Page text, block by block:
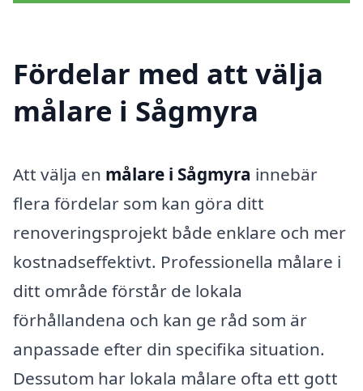
Fördelar med att välja
målare i Sågmyra
Att välja en målare i Sågmyra innebär
flera fördelar som kan göra ditt
renoveringsprojekt både enklare och mer
kostnadseffektivt. Professionella målare i
ditt område förstår de lokala
förhållandena och kan ge råd som är
anpassade efter din specifika situation.
Dessutom har lokala målare ofta ett gott